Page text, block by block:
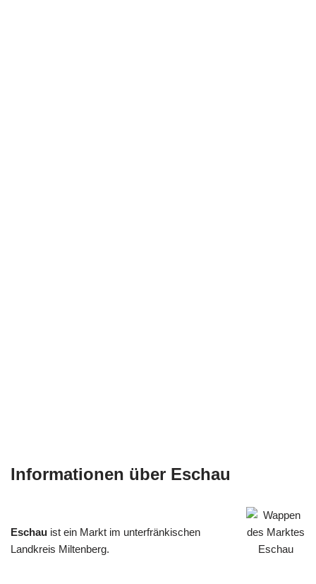
Informationen über Eschau
Eschau ist ein Markt im unterfränkischen
Landkreis Miltenberg.